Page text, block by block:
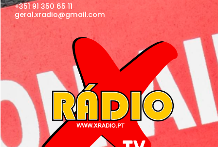
+351 91 350 65 11
geral.xradio@gmail.com